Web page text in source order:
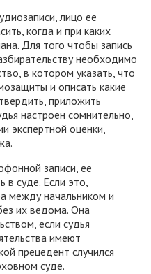
лицо ее
когда и при каких
Для того чтобы запись
необходимо
в котором указать, что
и описать какие
приложить
настроен сомнительно,
экспертной оценки,
записи, ее
в суде. Если это,
между начальником и
их ведома. Она
если судья
имеют
прецедент случился
суде.